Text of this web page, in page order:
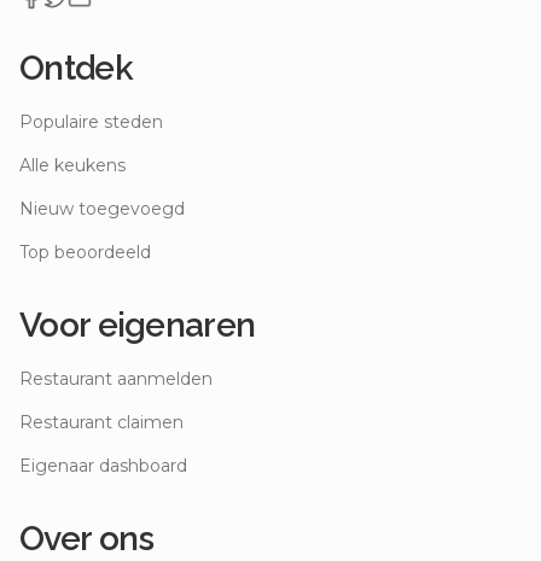
Ontdek
Populaire steden
Alle keukens
Nieuw toegevoegd
Top beoordeeld
Voor eigenaren
Restaurant aanmelden
Restaurant claimen
Eigenaar dashboard
Over ons